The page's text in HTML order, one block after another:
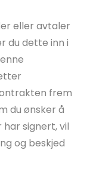
eller avtaler
du dette inn i
frem
du ønsker å
signert, vil
og beskjed